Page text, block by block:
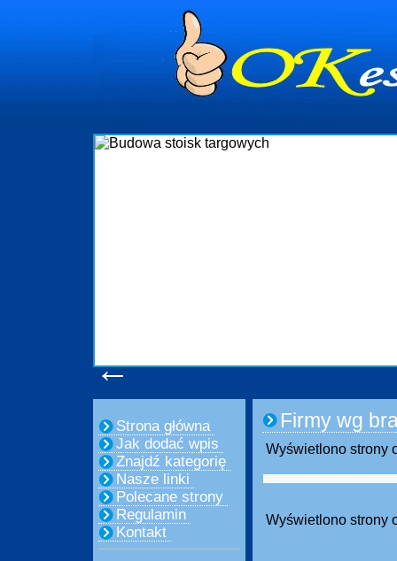
←
Strona główna
Jak dodać wpis
Znajdź kategorię
Nasze linki
Polecane strony
Regulamin
Kontakt
Firmy wg
Wyświetlono strony
Wyświetlono strony